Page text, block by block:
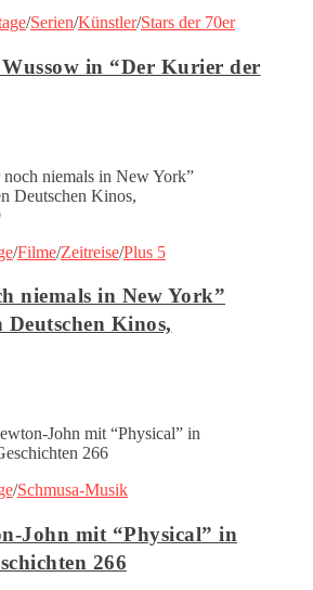
/Serien/Künstler/Stars der 70er
in “Der Kurier der
/Filme/Zeitreise/Plus 5
niemals in New York”
Kinos,
/Schmusa-Musik
John mit “Physical” in
266